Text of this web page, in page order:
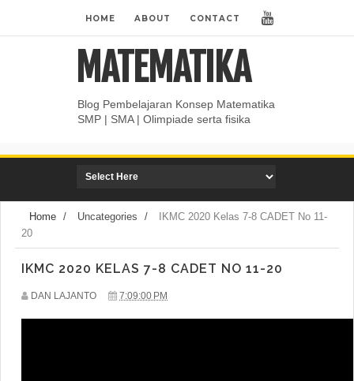
HOME ABOUT CONTACT
MATEMATIKA
Blog Pembelajaran Konsep Matematika
SMP | SMA | Olimpiade serta fisika
Home / Uncategories /
IKMC 2020 Kelas 7-8 CADET No 11-
20
IKMC 2020 KELAS 7-8 CADET NO 11-20
DAN LAJANTO 7:09:00 PM